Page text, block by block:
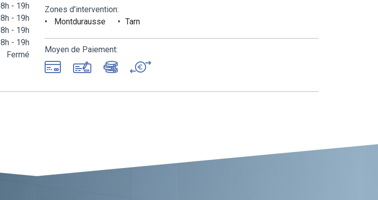
8h - 19h
8h - 19h
8h - 19h
8h - 19h
Fermé
Zones d'intervention:
Montdurausse
Tarn
Moyen de Paiement: